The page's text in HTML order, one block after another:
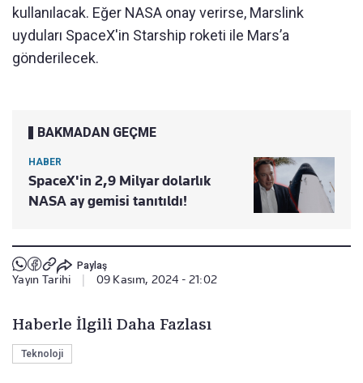
kullanılacak. Eğer NASA onay verirse, Marslink
uyduları SpaceX'in Starship roketi ile Mars’a
gönderilecek.
BAKMADAN GEÇME
HABER
SpaceX'in 2,9 Milyar dolarlık
NASA ay gemisi tanıtıldı!
Paylaş
Yayın Tarihi 09 Kasım, 2024 - 21:02
Haberle İlgili Daha Fazlası
Teknoloji